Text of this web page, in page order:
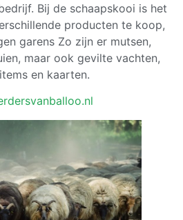
Bij de schaapskooi is het
producten te koop,
garens Zo zijn er mutsen,
maar ook gevilte vachten,
en kaarten.